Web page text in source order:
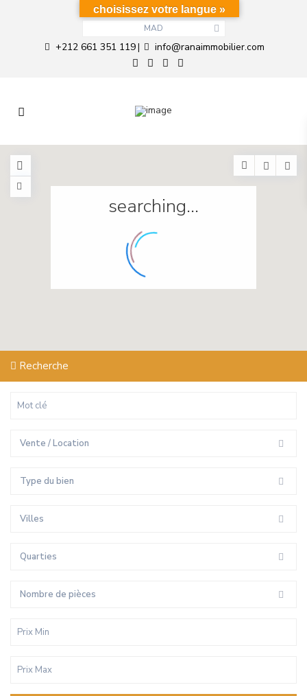
MAD
+212 661 351 119| info@ranaimmobilier.com
searching...
Recherche
Vente / Location
Type du bien
Villes
Quarties
Nombre de pièces
choisissez votre langue »